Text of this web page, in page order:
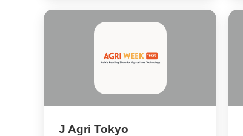
J Agri Tokyo